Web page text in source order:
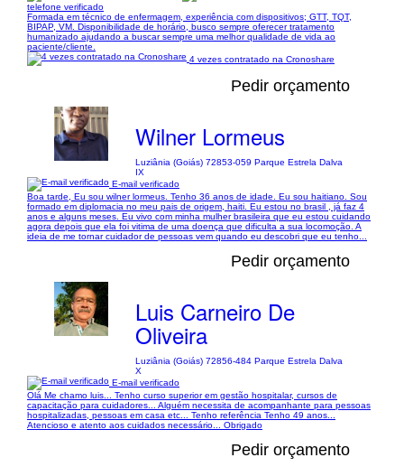
telefone verificado
Formada em técnico de enfermagem, experiência com dispositivos; GTT, TQT,
BIPAP, VM. Disponibilidade de horário, busco sempre oferecer tratamento
humanizado ajudando a buscar sempre uma melhor qualidade de vida ao
paciente/cliente.
4 vezes contratado na Cronoshare
Pedir orçamento
Wilner Lormeus
Luziânia (Goiás) 72853-059 Parque Estrela Dalva
IX
E-mail verificado
Boa tarde, Eu sou wilner lormeus. Tenho 36 anos de idade. Eu sou haitiano. Sou
formado em diplomacia no meu pais de origem, haiti. Eu estou no brasil , já faz 4
anos e alguns meses. Eu vivo com minha mulher brasileira que eu estou cuidando
agora depois que ela foi vitima de uma doença que dificulta a sua locomoção. A
ideia de me tornar cuidador de pessoas vem quando eu descobri que eu tenho...
Pedir orçamento
Luis Carneiro De
Oliveira
Luziânia (Goiás) 72856-484 Parque Estrela Dalva
X
E-mail verificado
Olá Me chamo luis... Tenho curso superior em gestão hospitalar, cursos de
capacitação para cuidadores... Alguém necessita de acompanhante para pessoas
hospitalizadas, pessoas em casa etc... Tenho referência Tenho 49 anos...
Atencioso e atento aos cuidados necessário... Obrigado
Pedir orçamento